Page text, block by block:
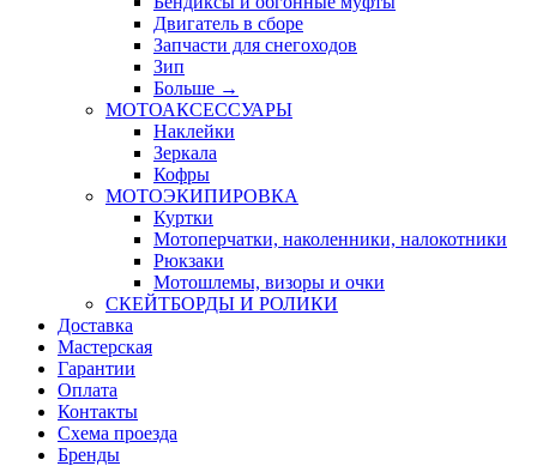
Двигатель в сборе
Запчасти для снегоходов
Зип
Больше →
МОТОАКСЕССУАРЫ
Наклейки
Зеркала
Кофры
МОТОЭКИПИРОВКА
Куртки
Мотоперчатки, наколенники, налокотники
Рюкзаки
Мотошлемы, визоры и очки
СКЕЙТБОРДЫ И РОЛИКИ
Доставка
Мастерская
Гарантии
Оплата
Контакты
Схема проезда
Бренды